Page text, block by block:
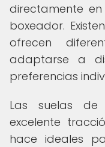
directamente
boxeador.
ofrecen
adaptarse a
preferencias
Las suelas de
excelente
hace ideales